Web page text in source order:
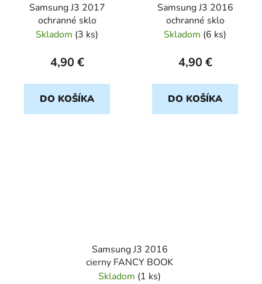
Samsung J3 2017
ochranné sklo
Skladom (3 ks)
4,90 €
DO KOŠÍKA
Samsung J3 2016
ochranné sklo
Skladom (6 ks)
4,90 €
DO KOŠÍKA
Samsung J3 2016
cierny FANCY BOOK
Skladom (1 ks)